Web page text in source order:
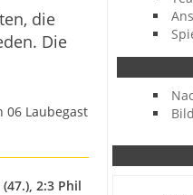
die
Die
06 Laubegast
2:3 Phil